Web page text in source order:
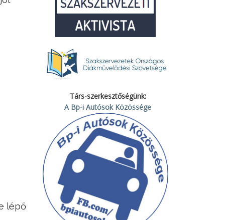
lépő
Társ-szerkesztőségünk:
A Bp-i Autósok Közössége